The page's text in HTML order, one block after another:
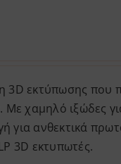
3D εκτύπωσης που
Με χαμηλό ιξώδες
για ανθεκτικά
3D εκτυπωτές.